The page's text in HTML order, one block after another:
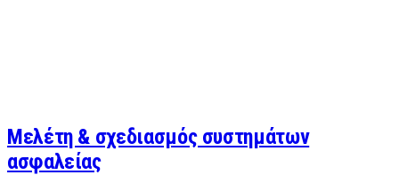
Μελέτη & σχεδιασμός συστημάτων
ασφαλείας